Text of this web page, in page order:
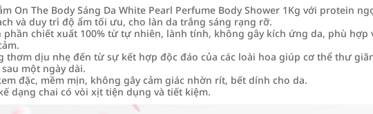
On The Body Sáng Da White Pearl Perfume Body Shower 1Kg với protein
và duy trì độ ẩm tối ưu, cho làn da trắng sáng rạng rỡ.
phần chiết xuất 100% từ tự nhiên, lành tính, không gây kích ứng da, phù hợp
thơm dịu nhẹ đến từ sự kết hợp độc đáo của các loài hoa giúp cơ thể thư
một ngày dài.
đặc, mềm mịn, không gây cảm giác nhờn rít, bết dính cho da.
dạng chai có vòi xịt tiện dụng và tiết kiệm.